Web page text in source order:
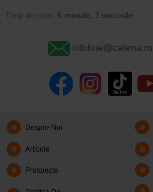
Timp de citire: 6 minute, 3 secunde
infoline@catena.ro
Despre Noi
Articole
Prospecte